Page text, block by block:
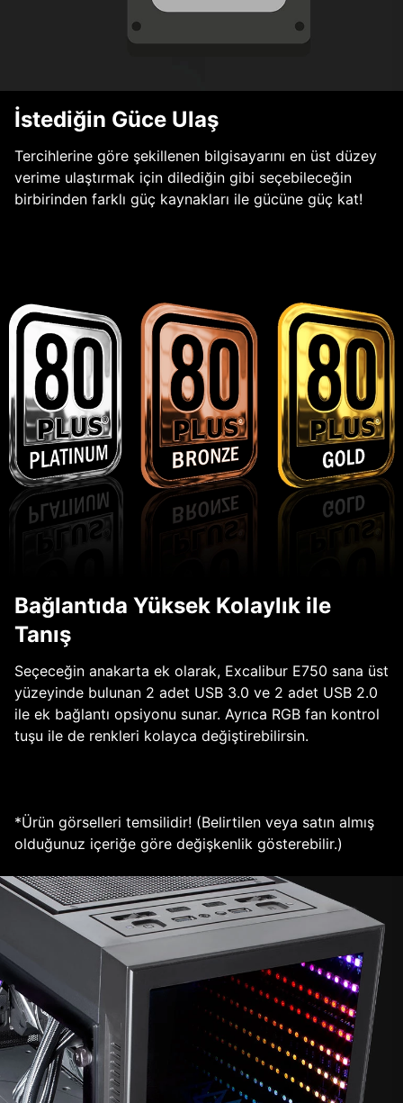
İstediğin Güce Ulaş
Tercihlerine göre şekillenen bilgisayarını en üst düzey
verime ulaştırmak için dilediğin gibi seçebileceğin
birbirinden farklı güç kaynakları ile gücüne güç kat!
Bağlantıda Yüksek Kolaylık ile
Tanış
Seçeceğin anakarta ek olarak, Excalibur E750 sana üst
yüzeyinde bulunan 2 adet USB 3.0 ve 2 adet USB 2.0
ile ek bağlantı opsiyonu sunar. Ayrıca RGB fan kontrol
tuşu ile de renkleri kolayca değiştirebilirsin.
*Ürün görselleri temsilidir! (Belirtilen veya satın almış
olduğunuz içeriğe göre değişkenlik gösterebilir.)